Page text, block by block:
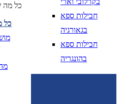
כל מה
כל
חבילות ספא
בגאורגיה
חבילות ספא
בהונגריה
יום בשתי ספרות קו נטוי חודש בשתי